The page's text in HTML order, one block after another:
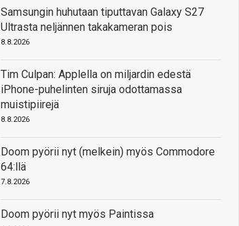
Samsungin huhutaan tiputtavan Galaxy S27
Ultrasta neljännen takakameran pois
8.8.2026
Tim Culpan: Applella on miljardin edestä
iPhone-puhelinten siruja odottamassa
muistipiirejä
8.8.2026
Doom pyörii nyt (melkein) myös Commodore
64:llä
7.8.2026
Doom pyörii nyt myös Paintissa